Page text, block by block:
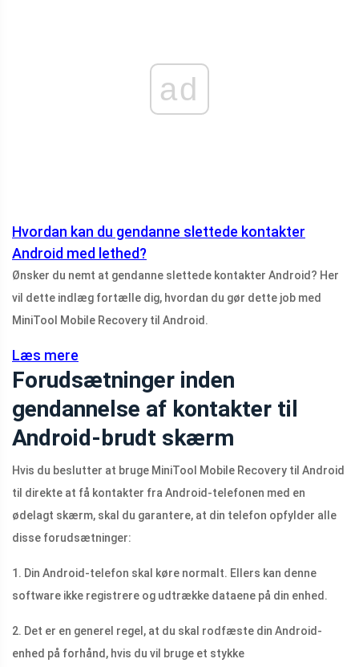
ad
Hvordan kan du gendanne slettede kontakter
Android med lethed?
Ønsker du nemt at gendanne slettede kontakter Android? Her
vil dette indlæg fortælle dig, hvordan du gør dette job med
MiniTool Mobile Recovery til Android.
Læs mere
Forudsætninger inden
gendannelse af kontakter til
Android-brudt skærm
Hvis du beslutter at bruge MiniTool Mobile Recovery til Android
til direkte at få kontakter fra Android-telefonen med en
ødelagt skærm, skal du garantere, at din telefon opfylder alle
disse forudsætninger:
1. Din Android-telefon skal køre normalt. Ellers kan denne
software ikke registrere og udtrække dataene på din enhed.
2. Det er en generel regel, at du skal rodfæste din Android-
enhed på forhånd, hvis du vil bruge et stykke